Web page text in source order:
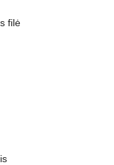
filė